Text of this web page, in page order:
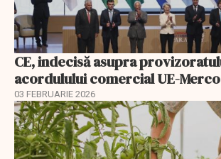
CE, indecisă asupra
acordulului comercial UE-
03 FEBRUARIE 2026